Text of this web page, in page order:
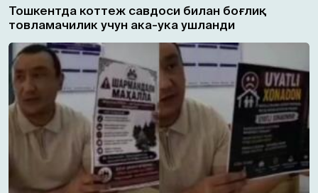
Тошкентда коттеж савдоси билан боғлиқ
товламачилик учун ака-ука ушланди